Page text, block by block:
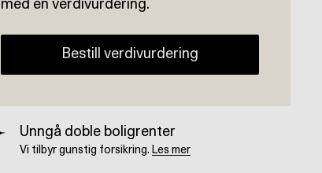
med en verdivurdering.
Bestill verdivurdering
Unngå doble boligrenter
Vi tilbyr gunstig forsikring. Les mer